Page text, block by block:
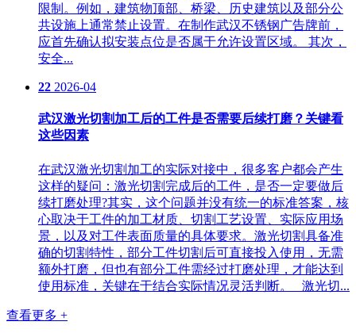
限制。例如，建筑物顶部、桥梁、历史建筑以及部分公
共设施上通常禁止设置。在制作武汉不锈钢广告牌前，
应首先确认拟安装点位是否属于允许设置区域。 其次，
安全...
22 2026-04
武汉激光切割加工后的工件是否需要后续打磨？关键看
这些因素
在武汉激光切割加工的实际对接中，很多客户都会产生
这样的疑问：激光切割完成后的工件，是否一定要做后
续打磨处理?其实，这个问题并没有统一的标准答案，核
心取决于工件的加工材质、切割工艺设置、实际应用场
景，以及对工件表面质量的具体要求。激光切割具备准
确的切割特性，部分工件切割后可直接投入使用，无需
额外打磨，但也有部分工件需经过打磨处理，才能达到
使用标准，关键在于结合实际情况灵活判断。 激光切...
查看更多 +